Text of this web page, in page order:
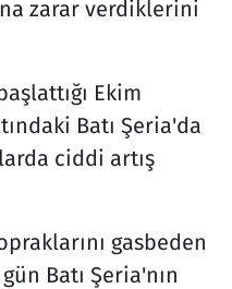
zarar verdiklerini
Ekim
Batı Şeria'da
ciddi artış
gasbeden
Batı Şeria'nın